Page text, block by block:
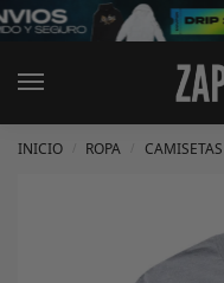
INICIO ROPA CAMISETAS